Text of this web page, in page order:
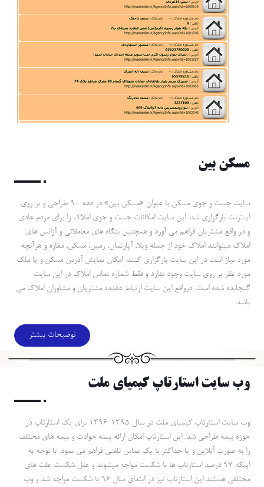
مسكن بين
سايت جست و جوي مسكن با عنوان «مسكن بين» در دهه 90 طراحي و بر روي
اينترنت بارگزاري شد. اين سايت امكانات جست و جوي املاك را براي مردم عادي
و در واقع مشتريان فراهم مي آورد و همچنين بنگاه هاي معاملاتي و آژانس هاي
املاك ميتوانند املاك خود از جمله ويلا، آپارتمان، زمين، مسكن، مغازه و هرآنچه
مورد نياز است در اين سايت بارگزاري كنند. امكان نمايش آدرس مسكن و يا ملك
مورد نظر بر روي سايت وجود ندارد و فقط شماره تماس املاك در اين سايت
گنجانده شده است. درواقع اين سايت ارتباط دهنده مشتريان و مشاوران املاك مي
باشد.
توضیحات بیشتر
وب سايت استارتاپ كيمياي ملت
وب سايت استارتاپ كيمياي ملت در سال 1395-1396 براي يك استارتاپ در
حوزه بيمه طراحي شد. اين استارتاپ امكان ارائه بيمه حوادث و بيمه هاي مختلف
را به صورت آنلاين و يا حداكثر با يك تماس تلفني فراهم مي نمود. با توجه به
اينكه 97 درصد استارتاپ ها با شكست مواجه ميشوند و علل شكست علت هاي
مختلفي هستند اين استارتاپ نيز در ابتداي سال 96 با شكست مواجه شد و وب